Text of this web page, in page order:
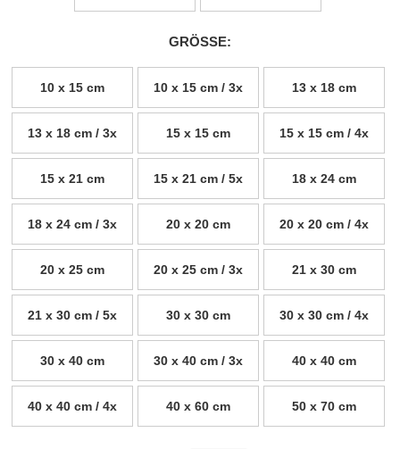
GRÖSSE:
10 x 15 cm 10 x 15 cm / 3x 13 x 18 cm
13 x 18 cm / 3x 15 x 15 cm 15 x 15 cm / 4x
15 x 21 cm 15 x 21 cm / 5x 18 x 24 cm
18 x 24 cm / 3x 20 x 20 cm 20 x 20 cm / 4x
20 x 25 cm 20 x 25 cm / 3x 21 x 30 cm
21 x 30 cm / 5x 30 x 30 cm 30 x 30 cm / 4x
30 x 40 cm 30 x 40 cm / 3x 40 x 40 cm
40 x 40 cm / 4x 40 x 60 cm 50 x 70 cm